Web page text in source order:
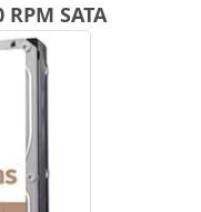
RPM SATA